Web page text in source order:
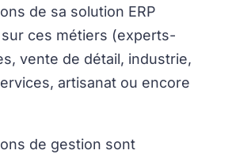
de sa solution ERP
ces métiers (experts-
vente de détail, industrie,
artisanat ou encore
de gestion sont